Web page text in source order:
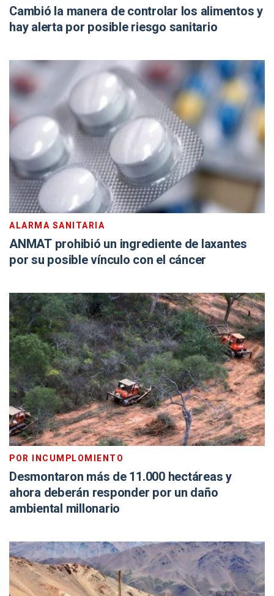
Cambió la manera de controlar los alimentos y
hay alerta por posible riesgo sanitario
ALARMA SANITARIA
ANMAT prohibió un ingrediente de laxantes
por su posible vínculo con el cáncer
POR INCUMPLOMIENTO
Desmontaron más de 11.000 hectáreas y
ahora deberán responder por un daño
ambiental millonario